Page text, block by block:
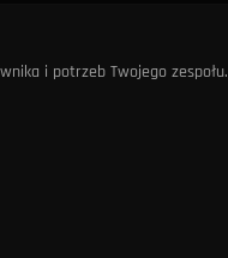
i potrzeb Twojego zespołu.